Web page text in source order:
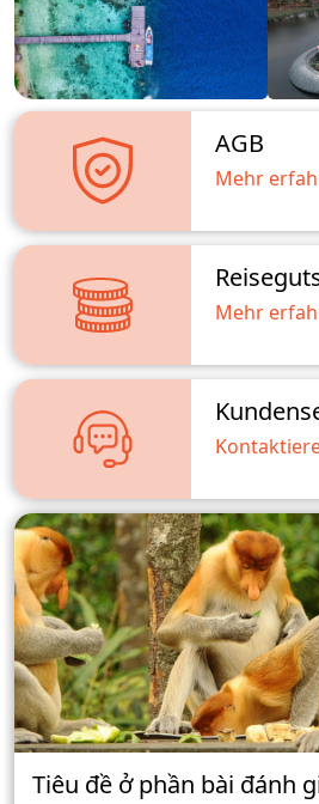
AGB
Mehr
Mehr
Tiêu đề ở phần bài đánh